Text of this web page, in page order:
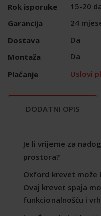
Rok isporuke
15-20
Garancija
24
Dostava
Da
Montaža
Da
Plaćanje
Uslovi
DODATNI OPIS
Je li vrijeme za
prostora?
Oxford krevet može
Ovaj krevet spaja
funkcionalnošću i